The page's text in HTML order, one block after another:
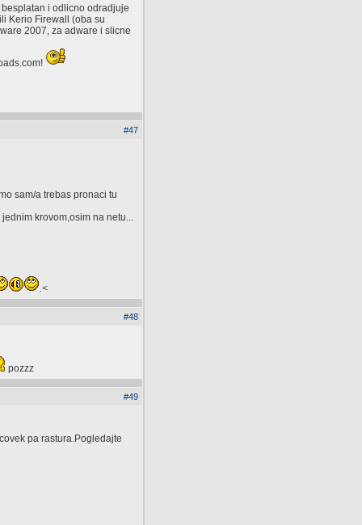
i odlicno odradjuje
Kerio Firewall (oba su
2007, za adware i slicne
#47
sam/a trebas pronaci tu
krovom,osim na netu...
.<
#48
pozzz
#49
pa rastura.Pogledajte